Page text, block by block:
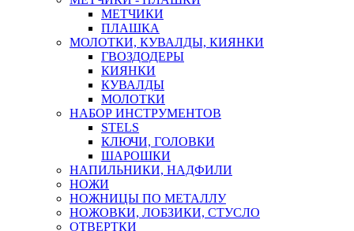
МЕТЧИКИ
ПЛАШКА
МОЛОТКИ, КУВАЛДЫ, КИЯНКИ
ГВОЗДОДЕРЫ
КИЯНКИ
КУВАЛДЫ
МОЛОТКИ
НАБОР ИНСТРУМЕНТОВ
STELS
КЛЮЧИ, ГОЛОВКИ
ШАРОШКИ
НАПИЛЬНИКИ, НАДФИЛИ
НОЖИ
НОЖНИЦЫ ПО МЕТАЛЛУ
НОЖОВКИ, ЛОБЗИКИ, СТУСЛО
ОТВЕРТКИ